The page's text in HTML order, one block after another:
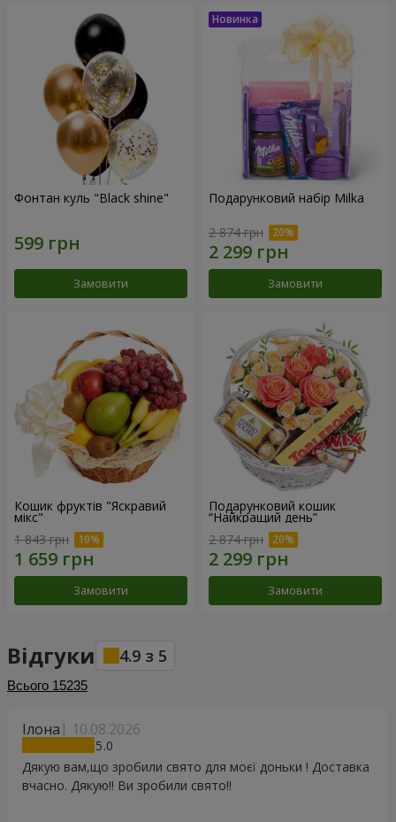
Фонтан куль "Black shine"
Замовити
Подарунковий набір Milka
2 874 грн
Замовити
Кошик фруктів "Яскравий
мікс"
1 843 грн
Замовити
Подарунковий кошик
“Найкращий день”
2 874 грн
Замовити
Відгуки 4.9 з 5
Всього 15235
Ілона 10.08.2026
5
Дякую вам,що зробили свято для моєї доньки ! Доставка
вчасно. Дякую!! Ви зробили свято!!